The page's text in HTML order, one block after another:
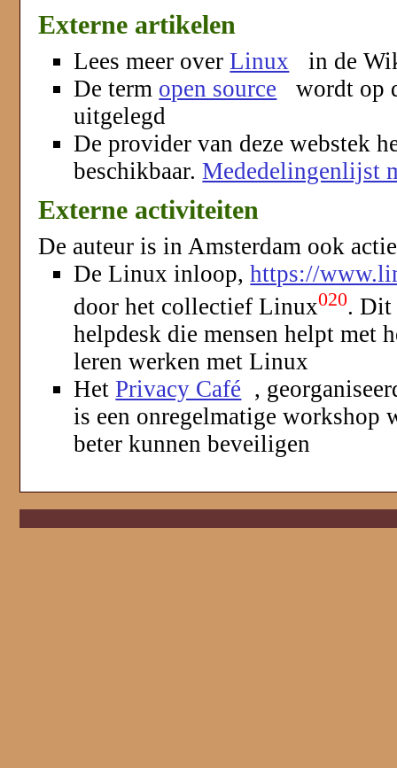
Externe artikelen
Lees meer overLinux
in de
De term open source
wordt op
uitgelegd
De provider van deze webstek
beschikbaar.Mededelingenlijst
Externe activiteiten
De auteur is in Amsterdam ook
De Linux inloop,https://
door het collectief Linux020. Dit
helpdesk die mensen helpt met
leren werken met Linux
HetPrivacy Café ,
is een onregelmatige workshop
beter kunnen beveiligen